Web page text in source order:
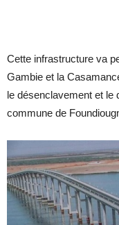
Cette infrastructure va
Gambie et la
le désenclavement et le
commune de